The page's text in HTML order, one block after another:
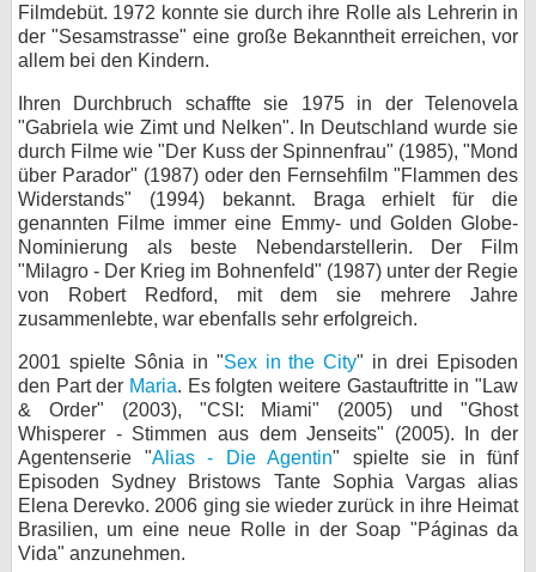
Filmdebüt. 1972 konnte sie durch ihre Rolle als Lehrerin in
der "Sesamstrasse" eine große Bekanntheit erreichen, vor
allem bei den Kindern.
Ihren Durchbruch schaffte sie 1975 in der Telenovela
"Gabriela wie Zimt und Nelken". In Deutschland wurde sie
durch Filme wie "Der Kuss der Spinnenfrau" (1985), "Mond
über Parador" (1987) oder den Fernsehfilm "Flammen des
Widerstands" (1994) bekannt. Braga erhielt für die
genannten Filme immer eine Emmy- und Golden Globe-
Nominierung als beste Nebendarstellerin. Der Film
"Milagro - Der Krieg im Bohnenfeld" (1987) unter der Regie
von Robert Redford, mit dem sie mehrere Jahre
zusammenlebte, war ebenfalls sehr erfolgreich.
2001 spielte Sônia in "Sex in the City" in drei Episoden
den Part der Maria. Es folgten weitere Gastauftritte in "Law
& Order" (2003), "CSI: Miami" (2005) und "Ghost
Whisperer - Stimmen aus dem Jenseits" (2005). In der
Agentenserie "Alias - Die Agentin" spielte sie in fünf
Episoden Sydney Bristows Tante Sophia Vargas alias
Elena Derevko. 2006 ging sie wieder zurück in ihre Heimat
Brasilien, um eine neue Rolle in der Soap "Páginas da
Vida" anzunehmen.
Nutzungsbedingungen
Datenschutz
Cookie-Einstellungen
Impressum
Desktop-Ansicht